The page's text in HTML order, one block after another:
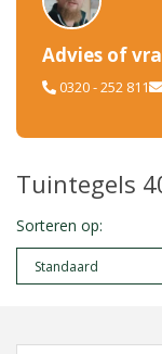
Advies of
0320 - 252 811
Tuintegels
Sorteren op: